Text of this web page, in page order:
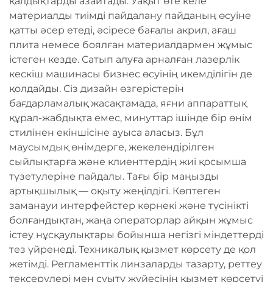
материалды тиімді пайдалану пайданың өсуіне
қатты әсер етеді, әсіресе бағалы акрил, ағаш
плита немесе боялған материалдармен жұмыс
істеген кезде. Сатып алуға арналған лазерлік
кескіш машинасы бизнес өсуінің икемділігін де
қолдайды. Сіз дизайн өзгерістерін
бағдарламалық жасақтамада, яғни аппараттық
құрал-жабдықта емес, минуттар ішінде бір өнім
стилінен екіншісіне ауыса аласыз. Бұл
маусымдық өнімдерге, жекелендірілген
сыйлықтарға және клиенттердің жиі қосымша
түзетулеріне пайдалы. Тағы бір маңызды
артықшылық — оқыту жеңілдігі. Көптеген
заманауи интерфейстер көрнекі және түсінікті
болғандықтан, жаңа операторлар айқын жұмыс
істеу нұсқаулықтары бойынша негізгі міндеттерді
тез үйренеді. Техникалық қызмет көрсету де қол
жетімді. Регламенттік линзаларды тазарту, реттеу
тексерулері мен суыту жүйесінің қызмет көрсетуі